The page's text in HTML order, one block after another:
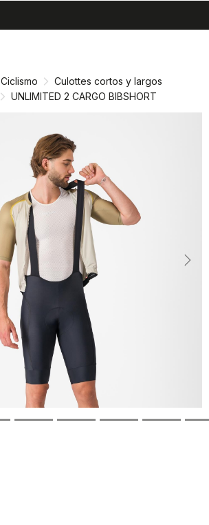
Ciclismo
Culottes cortos y largos
UNLIMITED 2 CARGO BIBSHORT